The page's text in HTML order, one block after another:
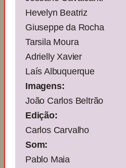
Hevelyn Beatriz
Giuseppe da Rocha
Tarsila Moura
Adrielly Xavier
Laís Albuquerque
Imagens:
João Carlos Beltrão
Edição:
Carlos Carvalho
Som:
Pablo Maia